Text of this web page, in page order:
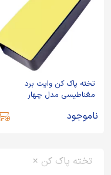
تخته پاک کن وایت برد
مغناطیسی مدل چهار
ناموجود
تخته پاک کن ×